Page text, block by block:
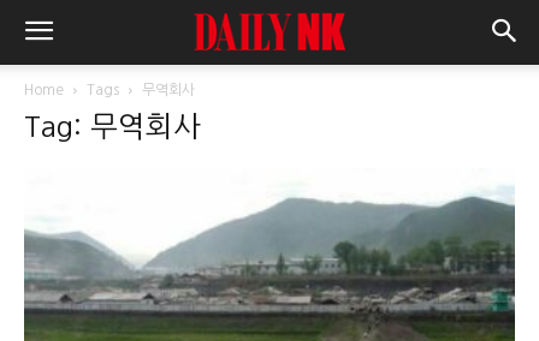
Home Tags 무역회사
Tag: 무역회사